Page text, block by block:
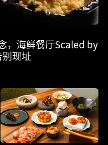
海鲜餐厅Scaled by
现址